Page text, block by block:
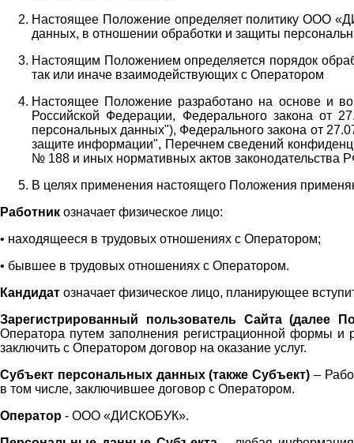
Настоящее Положение определяет политику ООО
данных, в отношении обработки и защиты
Настоящим Положением определяется порядок
так или иначе взаимодействующих с Оператором
Настоящее Положение разработано на основе и во
Российской Федерации, Федерального закона
персональных данных"), Федерального закона от
защите информации", Перечнем сведений
№ 188 и иных нормативных актов законодательства
В целях применения настоящего Положения
Работник означает физическое лицо:
• находящееся в трудовых отношениях с Оператором;
• бывшее в трудовых отношениях с Оператором.
Кандидат означает физическое лицо, планирующее
Зарегистрированный пользователь Сайта (далее
Оператора путем заполнения регистрационной формы и
заключить с Оператором договор на оказание услуг.
Субъект персональных данных (также Субъект) –
в том числе, заключившее договор с Оператором.
Оператор - ООО «ДИСКОБУК».